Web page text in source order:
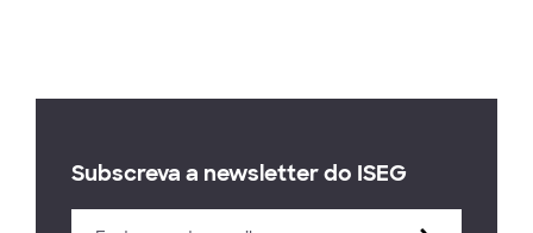
Subscreva a newsletter do ISEG